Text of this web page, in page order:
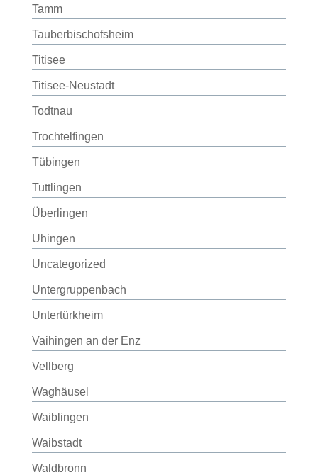
Tamm
Tauberbischofsheim
Titisee
Titisee-Neustadt
Todtnau
Trochtelfingen
Tübingen
Tuttlingen
Überlingen
Uhingen
Uncategorized
Untergruppenbach
Untertürkheim
Vaihingen an der Enz
Vellberg
Waghäusel
Waiblingen
Waibstadt
Waldbronn